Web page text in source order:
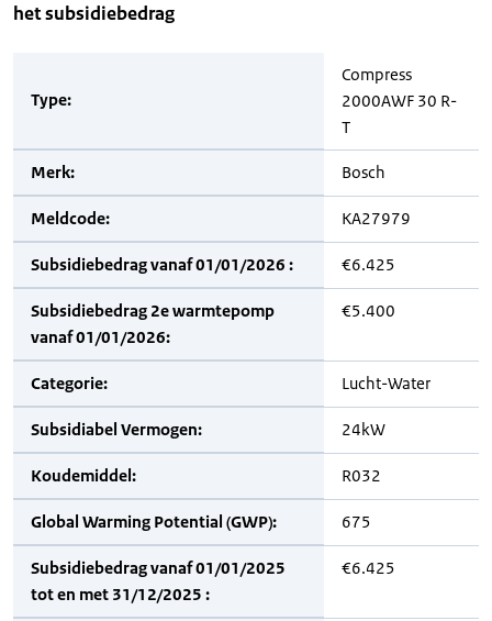
het subsidiebedrag
Type:
Compress
2000AWF 30 R-
T
Merk: Bosch
Meldcode: KA27979
Subsidiebedrag vanaf 01/01/2026 : €6.425
Subsidiebedrag 2e warmtepomp
vanaf 01/01/2026:
€5.400
Categorie: Lucht-Water
Subsidiabel Vermogen: 24kW
Koudemiddel: R032
Global Warming Potential (GWP): 675
Subsidiebedrag vanaf 01/01/2025
tot en met 31/12/2025 :
€6.425